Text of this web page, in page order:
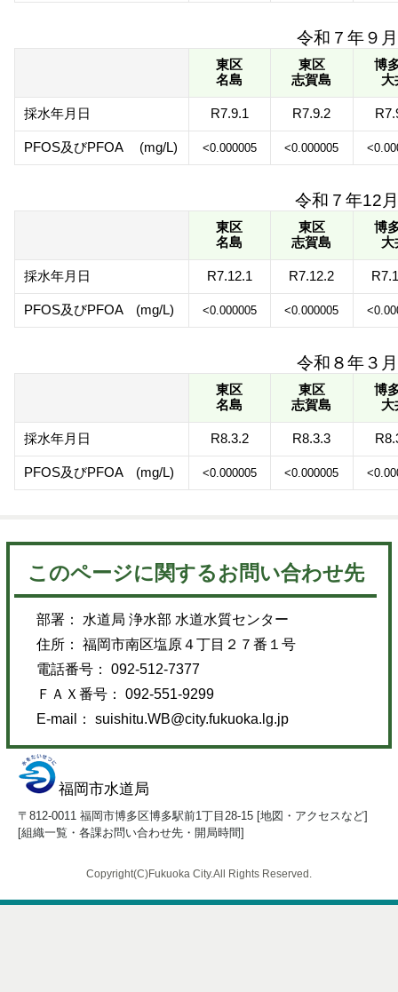
令和７年９
東区
名島
東区
志賀島
博
大
採水年月日 R7.9.1 R7.9.2
PFOS及びPFOA (mg/L) <0.000005 <0.000005
令和７年12
東区
名島
東区
志賀島
博
大
採水年月日 R7.12.1 R7.12.2
PFOS及びPFOA (mg/L) <0.000005 <0.000005
令和８年３
東区
名島
東区
志賀島
博
大
採水年月日 R8.3.2 R8.3.3
PFOS及びPFOA (mg/L) <0.000005 <0.000005
このページに関するお問い合わせ先
部署： 水道局 浄水部 水道水質センター
住所： 福岡市南区塩原４丁目２７番１号
電話番号： 092-512-7377
ＦＡＸ番号： 092-551-9299
E-mail：suishitu.WB@city.fukuoka.lg.jp
福岡市水道局
〒812-0011 福岡市博多区博多駅前1丁目28-15 [地図・アクセスなど]
[組織一覧・各課お問い合わせ先・開局時間]
Copyright(C)Fukuoka City.All Rights Reserved.